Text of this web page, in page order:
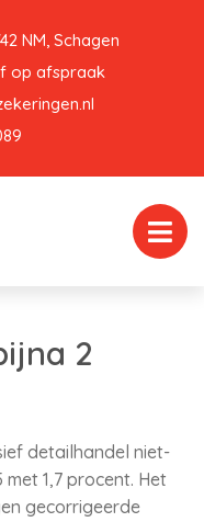
NM, Schagen
op afspraak
2
detailhandel niet-
1,7 procent. Het
gecorrigeerde